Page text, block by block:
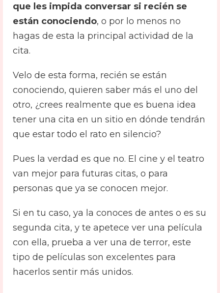
que les impida conversar si recién se
están conociendo, o por lo menos no
hagas de esta la principal actividad de la
cita.
Velo de esta forma, recién se están
conociendo, quieren saber más el uno del
otro, ¿crees realmente que es buena idea
tener una cita en un sitio en dónde tendrán
que estar todo el rato en silencio?
Pues la verdad es que no. El cine y el teatro
van mejor para futuras citas, o para
personas que ya se conocen mejor.
Si en tu caso, ya la conoces de antes o es su
segunda cita, y te apetece ver una película
con ella, prueba a ver una de terror, este
tipo de películas son excelentes para
hacerlos sentir más unidos.